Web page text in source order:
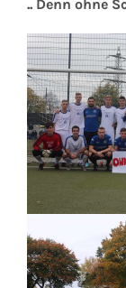
.. Denn ohne